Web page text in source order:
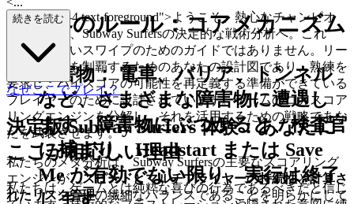
4. 世界のルール：コアメカニズム
障害物：電車、バリア、トンネル
など、さまざまな障害物に遭遇し
ます。障害物にぶつかると、検査官
に捕まり、Headstart または Save
Me が有効でない限り、実行は終了
します。
p class="mb-4 text-foreground">ようこそ、熱心なチャンピオ
ンの皆さん、Subway Surfersの決定的な戦術分析へ。これ
は、何気ないスワイプのためのガイドではありません。リー
ダーボードを制覇するためのあなたの設計図であり、熟練を
要求し、ハイスコアの可能性を再定義する準備ができている
プレイヤーのために設計されています。ゲームのコアスコア
リングエンジンを分解し、それを活用するための戦略であな
たを武装させます。
私たちのメタ分析は、Subway Surfersの主要なスコアリング
エンジンが、スピードとマルチプライヤーの持続性と計算さ
れたリスク管理の繊細なバランスであることを明らかにして
続きを読む
なぜここでプレイ？
決定版 Subway Surfers 体験：あなたに
ここが相応しい理由
私たちは、ゲームとは純粋な喜びの行為であるべきだと信じ